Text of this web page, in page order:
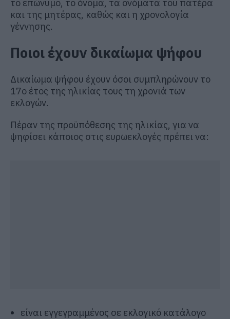
το επώνυμο, το όνομα, τα ονόματα του πατέρα
και της μητέρας, καθώς και η χρονολογία
γέννησης.
Ποιοι έχουν δικαίωμα ψήφου
Δικαίωμα ψήφου έχουν όσοι συμπληρώνουν το
17ο έτος της ηλικίας τους τη χρονιά των
εκλογών.
Πέραν της προϋπόθεσης της ηλικίας, για να
ψηφίσει κάποιος στις ευρωεκλογές πρέπει να:
είναι εγγεγραμμένος σε εκλογικό κατάλογο